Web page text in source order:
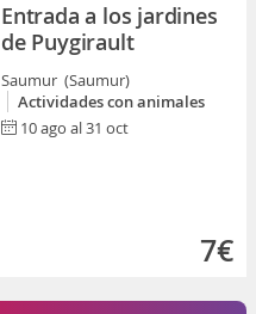
Entrada a los jardines
de Puygirault
Saumur (Saumur)
Actividades con animales
10 ago al 31 oct
7€